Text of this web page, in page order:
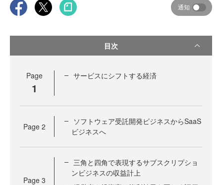
通知
目次
Page
1
サービスにシフトする経済
Page 2
ソフトウェア受託開発ビジネスからSaaS
ビジネスへ
Page 3
三角と四角で表現するサブスクリプショ
ンビジネスの収益計上